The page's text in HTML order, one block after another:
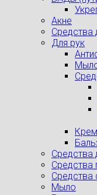
Акне
Средства
Для рук
Средства
Средства
Мыло